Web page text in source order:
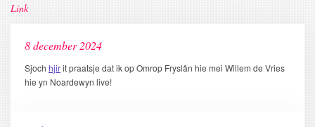
Link
8 december 2024
Sjoch hjirit praatsje dat ik op Omrop Fryslân hie mei Willem de Vries
hie yn Noardewyn live!